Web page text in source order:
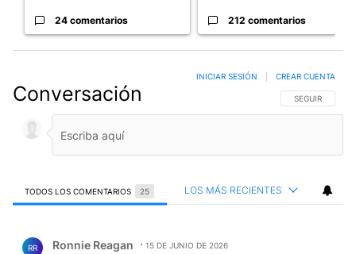
24 comentarios 212 comentarios
Conversación SIGA ESTA
SEGUIR
INICIAR SESIÓN CREAR CUENTA
TODOS LOS COMENTARIOS 25 LOS MÁS RECIENTES
RR Ronnie Reagan 15 DE JUNIO DE 2026